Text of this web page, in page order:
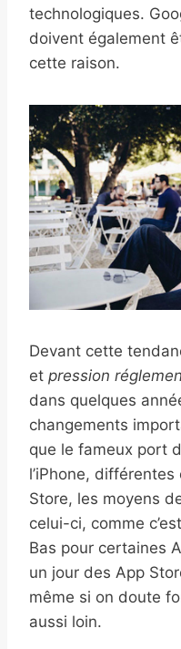
technologiques.
doivent également
cette raison.
Devant cette
et pression
dans quelques
changements
que le fameux port
l’iPhone, différentes
Store, les moyens
celui-ci, comme
Bas pour certaines
un jour des App
même si on doute
aussi loin.